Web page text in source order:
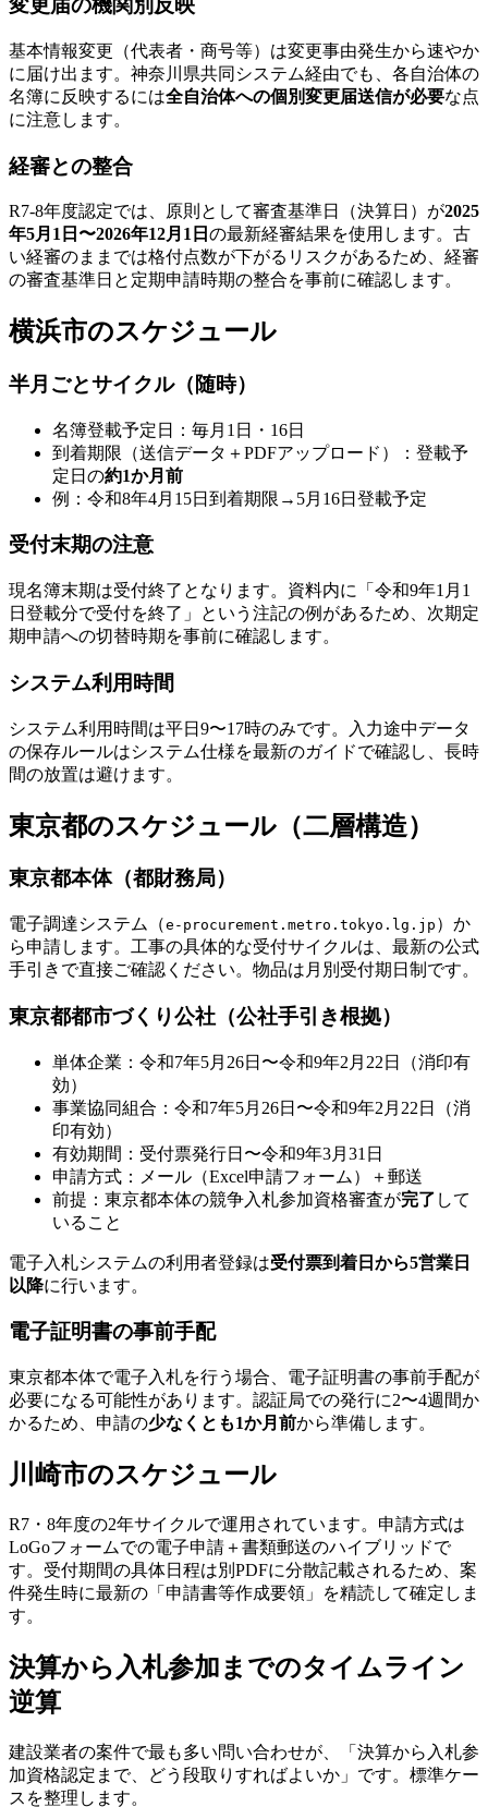
変更届の機関別反映
基本情報変更（代表者・商号等）は変更事由発生から速やか
に届け出ます。神奈川県共同システム経由でも、各自治体の
名簿に反映するには全自治体への個別変更届送信が必要な点
に注意します。
経審との整合
R7-8年度認定では、原則として審査基準日（決算日）が2025
年5月1日〜2026年12月1日 の最新経審結果を使用します。古
い経審のままでは格付点数が下がるリスクがあるため、経審
の審査基準日と定期申請時期の整合を事前に確認します。
横浜市のスケジュール
半月ごとサイクル（随時）
名簿登載予定日：毎月1日・16日
到着期限（送信データ＋PDFアップロード）：登載予
定日の約1か月前
例：令和8年4月15日到着期限→5月16日登載予定
受付末期の注意
現名簿末期は受付終了となります。資料内に「令和9年1月1
日登載分で受付を終了」という注記の例があるため、次期定
期申請への切替時期を事前に確認します。
システム利用時間
システム利用時間は平日9〜17時のみです。入力途中データ
の保存ルールはシステム仕様を最新のガイドで確認し、長時
間の放置は避けます。
東京都のスケジュール（二層構造）
東京都本体（都財務局）
電子調達システム（e-procurement.metro.tokyo.lg.jp ）か
ら申請します。工事の具体的な受付サイクルは、最新の公式
手引きで直接ご確認ください。物品は月別受付期日制です。
東京都都市づくり公社（公社手引き根拠）
単体企業：令和7年5月26日〜令和9年2月22日（消印有
効）
事業協同組合：令和7年5月26日〜令和9年2月22日（消
印有効）
有効期間：受付票発行日〜令和9年3月31日
申請方式：メール（Excel申請フォーム）＋郵送
前提：東京都本体の競争入札参加資格審査が完了 して
いること
電子入札システムの利用者登録は受付票到着日から5営業日
以降に行います。
電子証明書の事前手配
東京都本体で電子入札を行う場合、電子証明書の事前手配が
必要になる可能性があります。認証局での発行に2〜4週間か
かるため、申請の少なくとも1か月前から準備します。
川崎市のスケジュール
R7・8年度の2年サイクルで運用されています。申請方式は
LoGoフォームでの電子申請＋書類郵送のハイブリッドで
す。受付期間の具体日程は別PDFに分散記載されるため、案
件発生時に最新の「申請書等作成要領」を精読して確定しま
す。
決算から入札参加までのタイムライン
逆算
建設業者の案件で最も多い問い合わせが、「決算から入札参
加資格認定まで、どう段取りすればよいか」です。標準ケー
スを整理します。